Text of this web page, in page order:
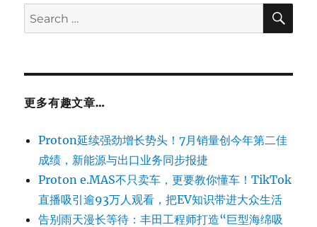
Search
for:
更多有趣文章…
Proton延续强劲增长势头！7月销量创今年第二佳
成绩，新能源与出口业务同步报捷
Proton e.MAS不只卖车，更要教你懂车！TikTok
直播吸引逾93万人观看，把EV知识带进大众生活
告别雨天漫长等待：丰田工程师打造“巨型海绵吸